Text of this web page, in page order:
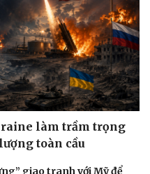
làm trầm trọng
toàn cầu
giao tranh với Mỹ để